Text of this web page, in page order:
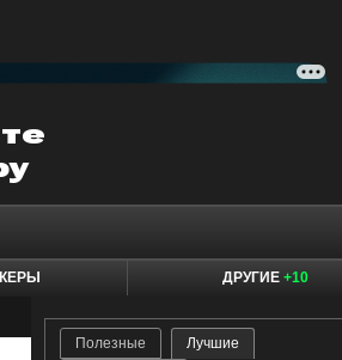
ДРУГИЕ +10
Полезные
Лучшие